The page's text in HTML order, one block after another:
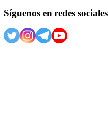
Síguenos en redes sociales